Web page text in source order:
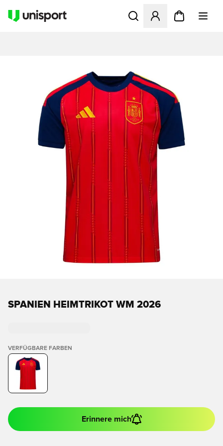
Öffnet ein neues Fenster
SPANIEN HEIMTRIKOT WM 2026
VERFÜGBARE FARBEN
Erinnere mich